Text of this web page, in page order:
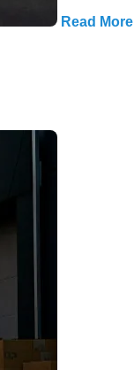
Read More